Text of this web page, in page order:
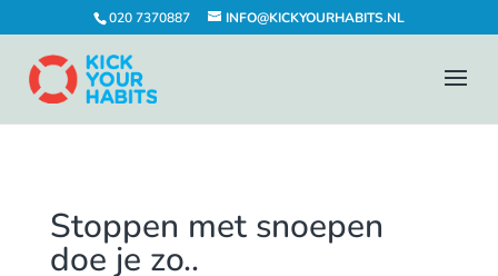
020 7370887 INFO@KICKYOURHABITS.NL
Stoppen met snoepen
doe je zo..